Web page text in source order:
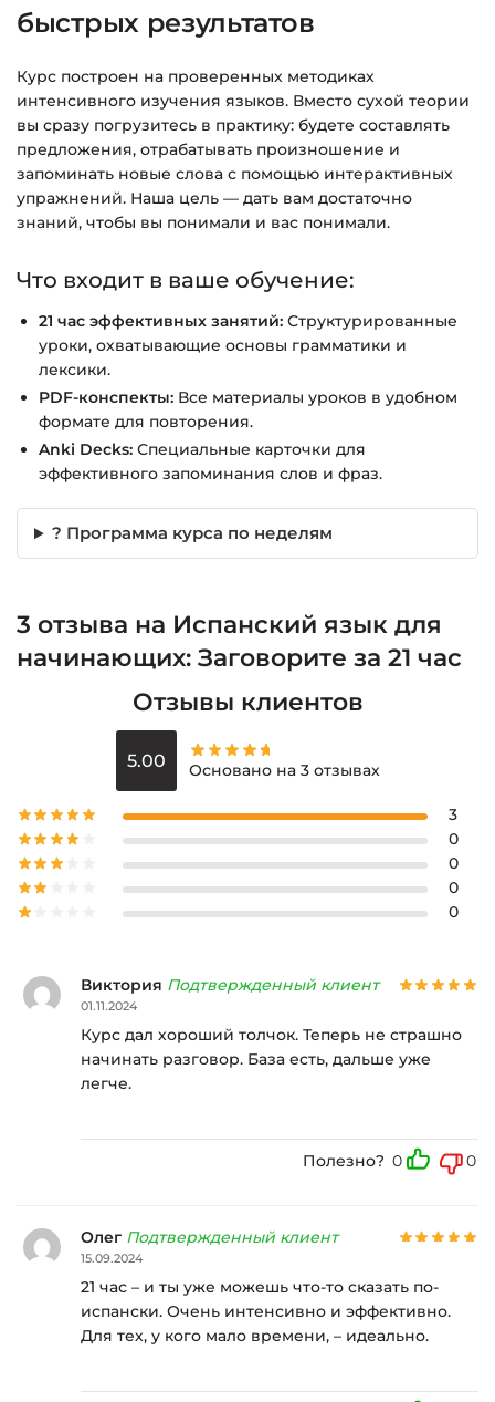
чат на сайте.
быстрых результатов
Курс построен на проверенных методиках
интенсивного изучения языков. Вместо сухой теории
вы сразу погрузитесь в практику: будете составлять
предложения, отрабатывать произношение и
запоминать новые слова с помощью интерактивных
упражнений. Наша цель — дать вам достаточно
знаний, чтобы вы понимали и вас понимали.
Что входит в ваше обучение:
21 час эффективных занятий: Структурированные
уроки, охватывающие основы грамматики и
лексики.
PDF-конспекты: Все материалы уроков в удобном
формате для повторения.
Anki Decks: Специальные карточки для
эффективного запоминания слов и фраз.
? Программа курса по неделям
3 отзыва на Испанский язык для
начинающих: Заговорите за 21 час
Отзывы клиентов
5.00 Основано на 3 отзывах
3
0
0
0
0
Виктория Подтвержденный клиент
01.11.2024
Курс дал хороший толчок. Теперь не страшно
начинать разговор. База есть, дальше уже
легче.
Полезно? 0 0
Олег Подтвержденный клиент
15.09.2024
21 час – и ты уже можешь что-то сказать по-
испански. Очень интенсивно и эффективно.
Для тех, у кого мало времени, – идеально.